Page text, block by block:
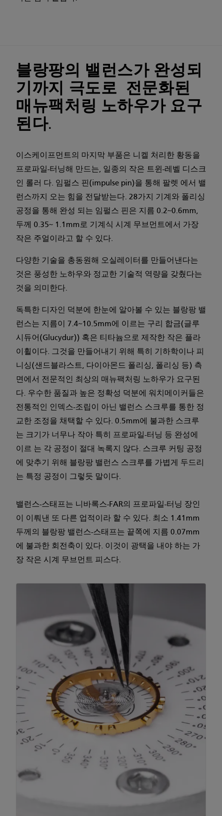
블랑팡의 밸런스가 완성되
기까지 극도로 전문화된
매뉴팩처링 노하우가 요구
된다.
이스케이프먼트의 마지막 부품은 니켈 처리한 황동을
프로파일-터닝해 만드는, 일종의 작은 트윈-레벨 디스크
인 롤러 다. 임펄스 핀(impulse pin)을 통해 팔렛 에서 밸
런스까지 오는 힘을 전달받는다. 28가지 기계와 폴리싱
공정을 통해 완성 되는 임펄스 핀은 지름 0.2~0.6mm,
두께 0.35~ 1.1mm로 기계식 시계 무브먼트에서 가장
작은 주얼이라고 할 수 있다.
다양한 기술을 총동원해 오실레이터를 만들어낸다는
것은 풍성한 노하우와 정교한 기술적 역량을 갖췄다는
것을 의미한다.
독특한 디자인 덕분에 한눈에 알아볼 수 있는 블랑팡 밸
런스는 지름이 7.4~10.5mm에 이르는 구리 합금(글루
시듀어(Glucydur)) 혹은 티타늄으로 제작한 작은 플라
이휠이다. 그것을 만들어내기 위해 특히 기하학이나 피
니싱(샌드블라스트, 다이아몬드 폴리싱, 폴리싱 등) 측
면에서 전문적인 최상의 매뉴팩처링 노하우가 요구된
다. 우수한 품질과 높은 정확성 덕분에 워치메이커들은
전통적인 인덱스-조립이 아닌 밸런스 스크루를 통한 정
교한 조정을 채택할 수 있다. 0.5mm에 불과한 스크루
는 크기가 너무나 작아 특히 프로파일-터닝 등 완성에
이르 는 각 공정이 절대 녹록지 않다. 스크루 커팅 공정
에 맞추기 위해 블랑팡 밸런스 스크루를 가볍게 두드리
는 특정 공정이 그렇듯 말이다.
밸런스-스태프는 니바록스-FAR의 프로파일-터닝 장인
이 이뤄낸 또 다른 업적이라 할 수 있다. 최소 1.41mm
두께의 블랑팡 밸런스-스태프는 끝쪽에 지름 0.07mm
에 불과한 회전축이 있다. 이것이 광택을 내야 하는 가
장 작은 시계 무브먼트 피스다.